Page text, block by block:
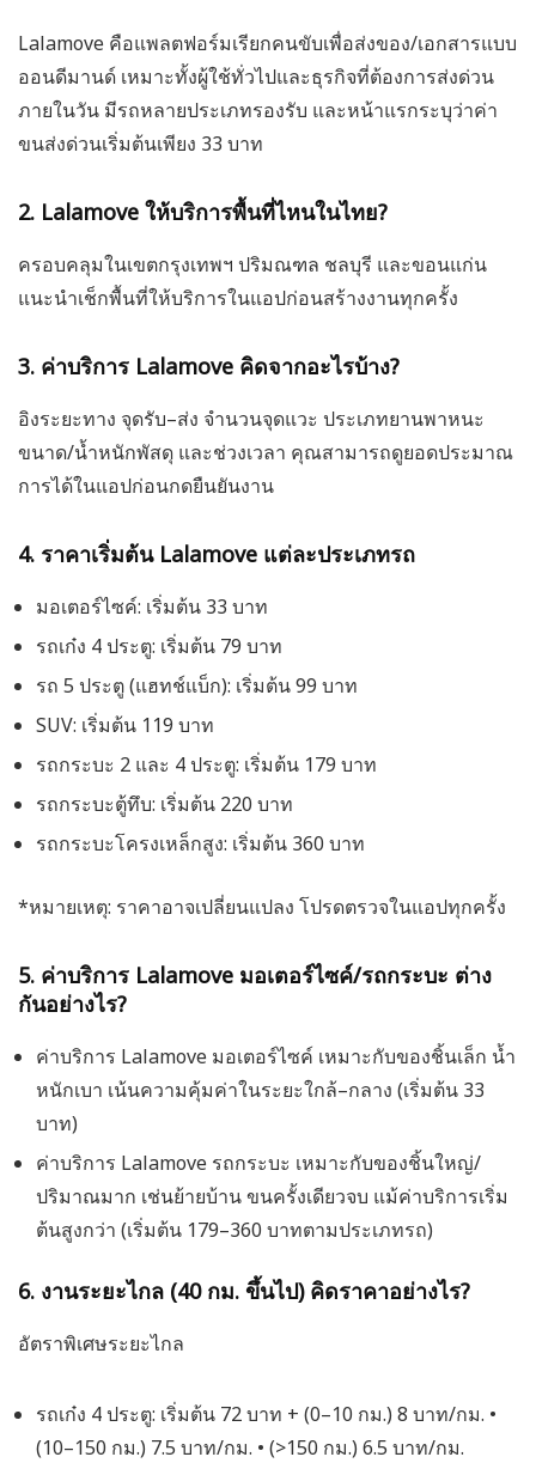
Lalamove คือแพลตฟอร์มเรียกคนขับเพื่อส่งของ/เอกสารแบบ
ออนดีมานด์ เหมาะทั้งผู้ใช้ทั่วไปและธุรกิจที่ต้องการส่งด่วน
ภายในวัน มีรถหลายประเภทรองรับ และหน้าแรกระบุว่าค่า
ขนส่งด่วนเริ่มต้นเพียง 33 บาท
2. Lalamove ให้บริการพื้นที่ไหนในไทย?
ครอบคลุมในเขตกรุงเทพฯ ปริมณฑล ชลบุรี และขอนแก่น
แนะนำเช็กพื้นที่ให้บริการในแอปก่อนสร้างงานทุกครั้ง
3. ค่าบริการ Lalamove คิดจากอะไรบ้าง?
อิงระยะทาง จุดรับ–ส่ง จำนวนจุดแวะ ประเภทยานพาหนะ
ขนาด/น้ำหนักพัสดุ และช่วงเวลา คุณสามารถดูยอดประมาณ
การได้ในแอปก่อนกดยืนยันงาน
4. ราคาเริ่มต้น Lalamove แต่ละประเภทรถ
มอเตอร์ไซค์: เริ่มต้น 33 บาท
รถเก๋ง 4 ประตู: เริ่มต้น 79 บาท
รถ 5 ประตู (แฮทช์แบ็ก): เริ่มต้น 99 บาท
SUV: เริ่มต้น 119 บาท
รถกระบะ 2 และ 4 ประตู: เริ่มต้น 179 บาท
รถกระบะตู้ทึบ: เริ่มต้น 220 บาท
รถกระบะโครงเหล็กสูง: เริ่มต้น 360 บาท
*หมายเหตุ: ราคาอาจเปลี่ยนแปลง โปรดตรวจในแอปทุกครั้ง
5. ค่าบริการ Lalamove มอเตอร์ไซค์/รถกระบะ ต่าง
กันอย่างไร?
ค่าบริการ Lalamove มอเตอร์ไซค์ เหมาะกับของชิ้นเล็ก น้ำ
หนักเบา เน้นความคุ้มค่าในระยะใกล้–กลาง (เริ่มต้น 33
บาท)
ค่าบริการ Lalamove รถกระบะ เหมาะกับของชิ้นใหญ่/
ปริมาณมาก เช่นย้ายบ้าน ขนครั้งเดียวจบ แม้ค่าบริการเริ่ม
ต้นสูงกว่า (เริ่มต้น 179–360 บาทตามประเภทรถ)
6. งานระยะไกล (40 กม. ขึ้นไป) คิดราคาอย่างไร?
อัตราพิเศษระยะไกล
รถเก๋ง 4 ประตู: เริ่มต้น 72 บาท + (0–10 กม.) 8 บาท/กม. •
(10–150 กม.) 7.5 บาท/กม. • (>150 กม.) 6.5 บาท/กม.